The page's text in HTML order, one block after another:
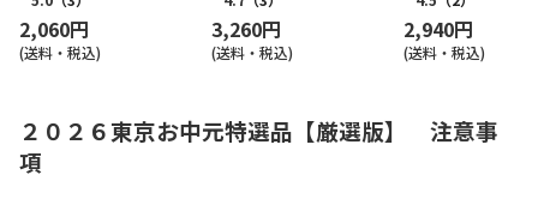
2,060円
(送料・税込)
3,260円
(送料・税込)
2,940円
(送料・税込)
２０２６東京お中元特選品【厳選版】 注意事
項